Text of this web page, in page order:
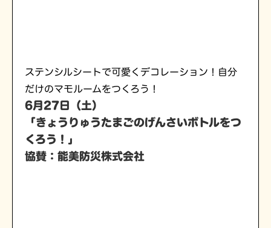
ステンシルシートで可愛くデコレーション！自分
だけのマモルームをつくろう！
6月27日（土）
「きょうりゅうたまごのげんさいボトルをつ
くろう！ 」
協賛：能美防災株式会社